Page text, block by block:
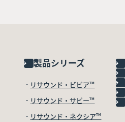
製品シリーズ
リサウンド・ビビア™
リサウンド・サビー™
リサウンド・ネクシア™